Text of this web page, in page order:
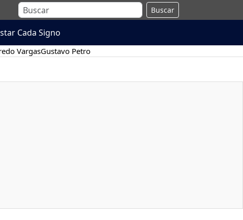
Buscar
Cada Signo
VargasGustavo Petro